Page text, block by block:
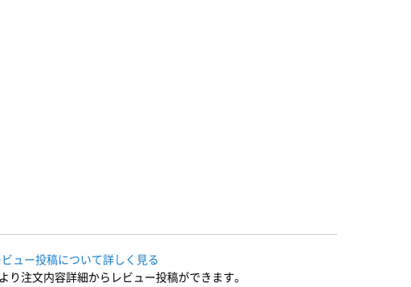
ビュー投稿について詳しく見る
注文内容詳細からレビュー投稿ができます。